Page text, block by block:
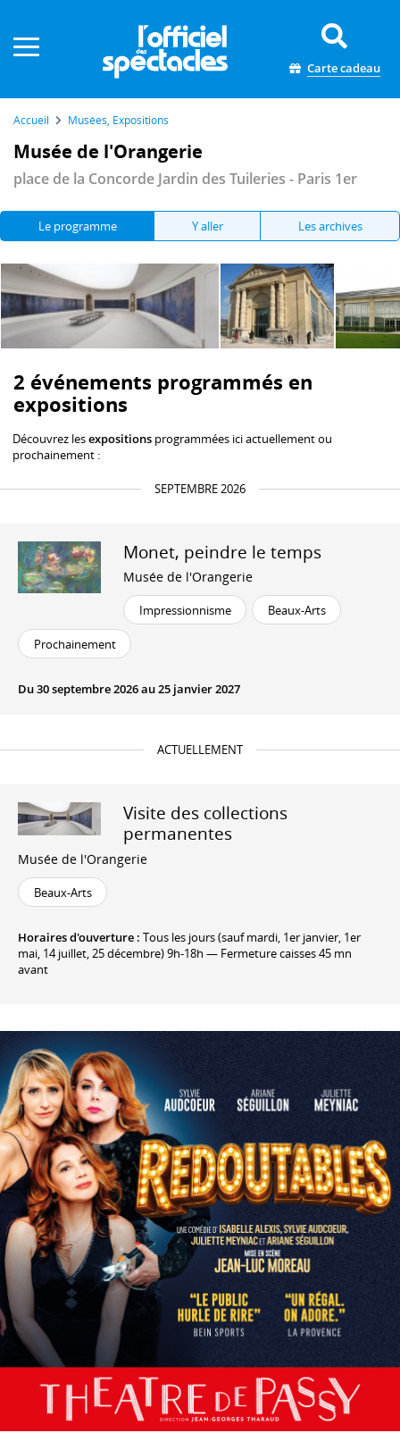
Carte cadeau
Accueil Musées, Expositions
Musée de l'Orangerie
place de la Concorde Jardin des Tuileries - Paris 1er
Le programme Y aller Les archives
2 événements programmés en
expositions
Découvrez lesexpositions programmées ici actuellement ou
prochainement :
SEPTEMBRE 2026
Monet, peindre le temps
Musée de l'Orangerie
Impressionnisme Beaux-Arts
Prochainement
Du 30 septembre 2026 au 25 janvier 2027
ACTUELLEMENT
Visite des collections
permanentes
Musée de l'Orangerie
Beaux-Arts
Horaires d'ouverture : Tous les jours (sauf mardi, 1er janvier, 1er
mai, 14 juillet, 25 décembre) 9h-18h — Fermeture caisses 45 mn
avant